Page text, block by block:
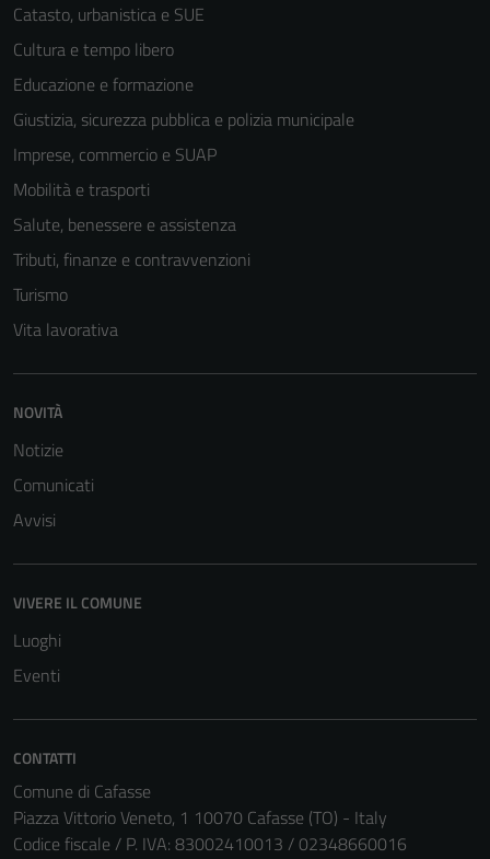
Catasto, urbanistica e SUE
Cultura e tempo libero
Educazione e formazione
Giustizia, sicurezza pubblica e polizia municipale
Imprese, commercio e SUAP
Mobilità e trasporti
Salute, benessere e assistenza
Tributi, finanze e contravvenzioni
Turismo
Vita lavorativa
NOVITÀ
Notizie
Comunicati
Avvisi
VIVERE IL COMUNE
Luoghi
Eventi
CONTATTI
Comune di Cafasse
Piazza Vittorio Veneto, 1 10070 Cafasse (TO) - Italy
Codice fiscale / P. IVA: 83002410013 / 02348660016
Tecnici
per il
funzionamento